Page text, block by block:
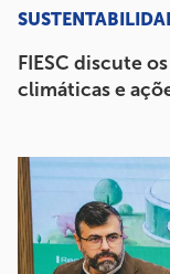
FIESC discute
climáticas e